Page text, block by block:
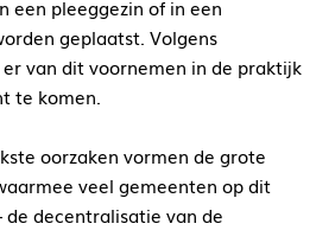
een pleeggezin of in een
geplaatst. Volgens
van dit voornemen in de praktijk
te komen.
oorzaken vormen de grote
veel gemeenten op dit
decentralisatie van de